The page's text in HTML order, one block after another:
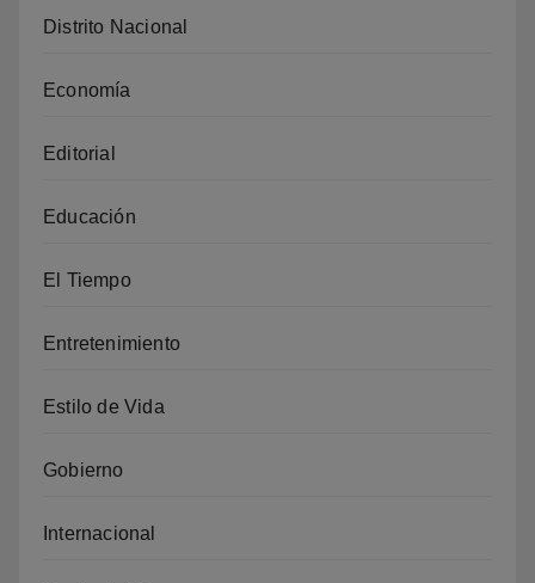
Distrito Nacional
Economía
Editorial
Educación
El Tiempo
Entretenimiento
Estilo de Vida
Gobierno
Internacional